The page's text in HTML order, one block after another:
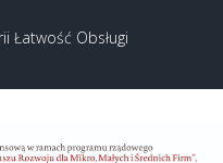
Łatwość Obsługi